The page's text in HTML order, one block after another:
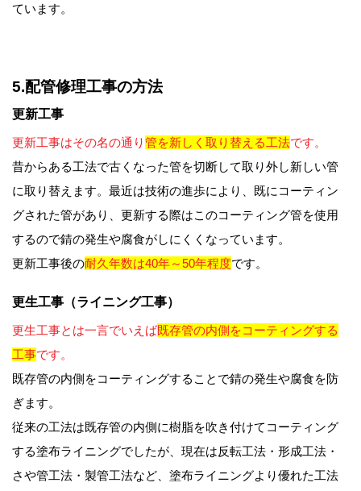
ています。
5.配管修理工事の方法
更新工事
更新工事はその名の通り管を新しく取り替える工法です。
昔からある工法で古くなった管を切断して取り外し新しい管
に取り替えます。最近は技術の進歩により、既にコーティン
グされた管があり、更新する際はこのコーティング管を使用
するので錆の発生や腐食がしにくくなっています。
更新工事後の耐久年数は40年～50年程度です。
更生工事（ライニング工事）
更生工事とは一言でいえば既存管の内側をコーティングする
工事です。
既存管の内側をコーティングすることで錆の発生や腐食を防
ぎます。
従来の工法は既存管の内側に樹脂を吹き付けてコーティング
する塗布ライニングでしたが、現在は反転工法・形成工法・
さや管工法・製管工法など、塗布ライニングより優れた工法